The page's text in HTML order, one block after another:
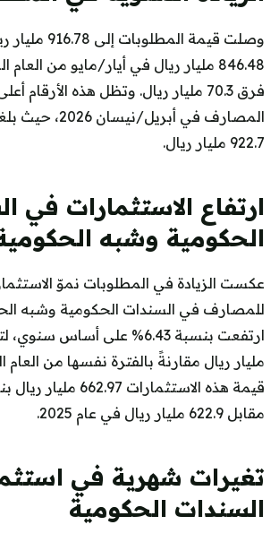
وصلت قيمة
846.48 مليار ريال في أيار/مايو من
فرق 70.3 مليار ريال. وتظل هذه
المصارف في أبريل/
922.7 مليار ريال.
ارتفاع الاستثمارات في
الحكومية وشبه
عكست الزيادة في المطلوبات نموّ
للمصارف في السندات الحكومية وشبه
مليار ريال مقارنةً بالفترة نفسها من
قيمة هذه الاستثمارات
مقابل 622.9 مليار ريال في عام 2025.
تغيرات شهرية في
السندات الحكومية